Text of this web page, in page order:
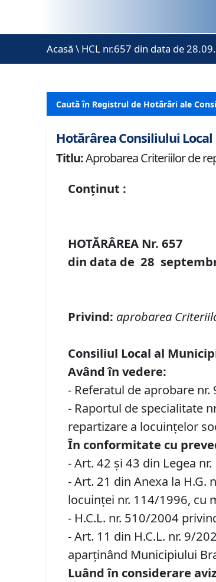
Acasă \ HCL nr.657 din data de
Caută în Registrul de Hotărâri ale
Hotărârea Consiliului Local
Titlu:Aprobarea Criteriilor de
Conținut :
HOTĂRÂREA Nr.657
din data de 28
Privind: aprobarea
Consiliul Local al
Având în vedere:
- Referatul de aprobare
- Raportul de specialitate
repartizare a locuinţelor
În conformitate cu
- Art. 42 şi 43 din Legea
- Art. 21 din Anexa la
locuinței nr. 114/1996, cu
- H.C.L. nr. 510/2004
- Art. 11 din H.C.L. nr. 9/
aparţinând Municipiului
Luând în considerare